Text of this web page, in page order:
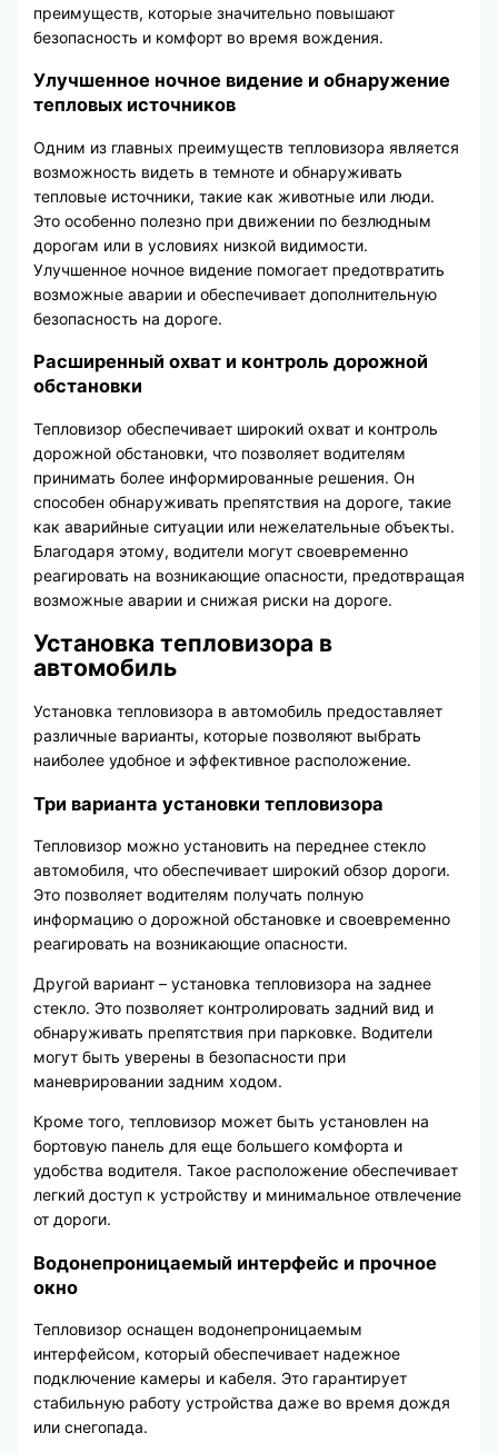
преимуществ, которые значительно повышают
безопасность и комфорт во время вождения.
Улучшенное ночное видение и обнаружение
тепловых источников
Одним из главных преимуществ тепловизора является
возможность видеть в темноте и обнаруживать
тепловые источники, такие как животные или люди.
Это особенно полезно при движении по безлюдным
дорогам или в условиях низкой видимости.
Улучшенное ночное видение помогает предотвратить
возможные аварии и обеспечивает дополнительную
безопасность на дороге.
Расширенный охват и контроль дорожной
обстановки
Тепловизор обеспечивает широкий охват и контроль
дорожной обстановки, что позволяет водителям
принимать более информированные решения. Он
способен обнаруживать препятствия на дороге, такие
как аварийные ситуации или нежелательные объекты.
Благодаря этому, водители могут своевременно
реагировать на возникающие опасности, предотвращая
возможные аварии и снижая риски на дороге.
Установка тепловизора в
автомобиль
Установка тепловизора в автомобиль предоставляет
различные варианты, которые позволяют выбрать
наиболее удобное и эффективное расположение.
Три варианта установки тепловизора
Тепловизор можно установить на переднее стекло
автомобиля, что обеспечивает широкий обзор дороги.
Это позволяет водителям получать полную
информацию о дорожной обстановке и своевременно
реагировать на возникающие опасности.
Другой вариант – установка тепловизора на заднее
стекло. Это позволяет контролировать задний вид и
обнаруживать препятствия при парковке. Водители
могут быть уверены в безопасности при
маневрировании задним ходом.
Кроме того, тепловизор может быть установлен на
бортовую панель для еще большего комфорта и
удобства водителя. Такое расположение обеспечивает
легкий доступ к устройству и минимальное отвлечение
от дороги.
Водонепроницаемый интерфейс и прочное
окно
Тепловизор оснащен водонепроницаемым
интерфейсом, который обеспечивает надежное
подключение камеры и кабеля. Это гарантирует
стабильную работу устройства даже во время дождя
или снегопада.